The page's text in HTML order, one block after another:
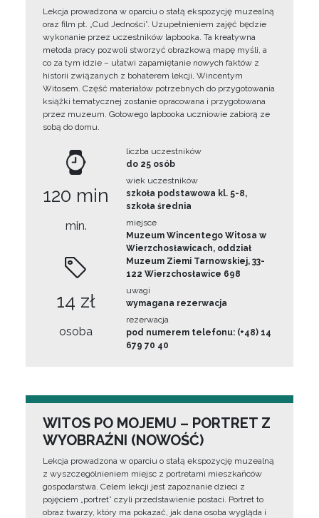
Lekcja prowadzona w oparciu o stałą ekspozycję muzealną
oraz film pt. „Cud Jedności”. Uzupełnieniem zajęć będzie
wykonanie przez uczestników lapbooka. Ta kreatywna
metoda pracy pozwoli stworzyć obrazkową mapę myśli, a
co za tym idzie – ułatwi zapamiętanie nowych faktów z
historii związanych z bohaterem lekcji, Wincentym
Witosem. Część materiałów potrzebnych do przygotowania
książki tematycznej zostanie opracowana i przygotowana
przez muzeum. Gotowego lapbooka uczniowie zabiorą ze
sobą do domu.
120 min
min.
14 zł
osoba
liczba uczestników
do 25 osób
wiek uczestników
szkoła podstawowa kl. 5-8,
szkoła średnia
miejsce
Muzeum Wincentego Witosa w
Wierzchosławicach, oddział
Muzeum Ziemi Tarnowskiej, 33-
122 Wierzchosławice 698
uwagi
wymagana rezerwacja
rezerwacja
pod numerem telefonu: (+48) 14
679 70 40
WITOS PO MOJEMU – PORTRET Z
WYOBRAŹNI (NOWOŚĆ)
Lekcja prowadzona w oparciu o stałą ekspozycję muzealną
z wyszczególnieniem miejsc z portretami mieszkańców
gospodarstwa. Celem lekcji jest zapoznanie dzieci z
pojęciem „portret” czyli przedstawienie postaci. Portret to
obraz twarzy, który ma pokazać, jak dana osoba wygląda i